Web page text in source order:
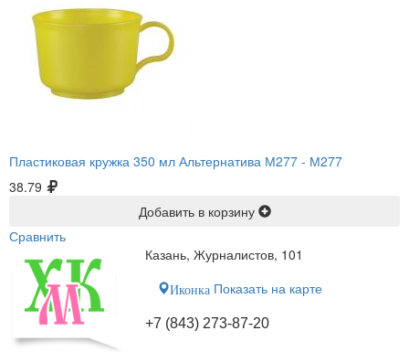
Пластиковая кружка 350 мл Альтернатива М277 - М277
38.79
Добавить в корзину
Сравнить
Казань, Журналистов, 101
Иконка Показать на карте
+7 (843) 273-87-20